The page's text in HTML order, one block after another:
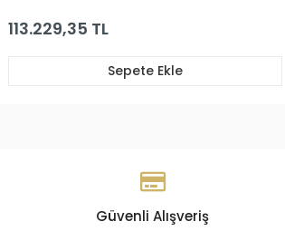
196.819,25 TL
Sepete Ekle
Güvenli Alışveriş